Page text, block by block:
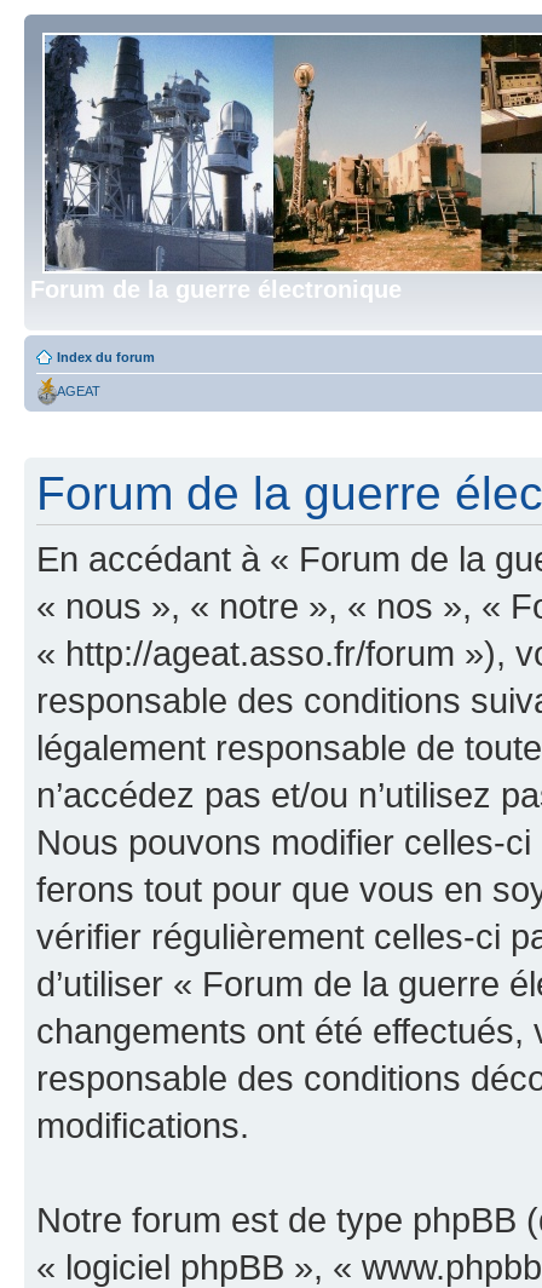
Forum de la guerre électronique
Index du forum
AGEAT
Forum de la guerre
En accédant à « Forum de la
« nous », « notre », « nos », «
« http://ageat.asso.fr/forum »),
responsable des conditions
légalement responsable de
n’accédez pas et/ou n’utilisez
Nous pouvons modifier celles-
ferons tout pour que vous en
vérifier régulièrement celles-ci
d’utiliser « Forum de la guerre
changements ont été effectués,
responsable des conditions
modifications.
Notre forum est de type phpBB
« logiciel phpBB », «